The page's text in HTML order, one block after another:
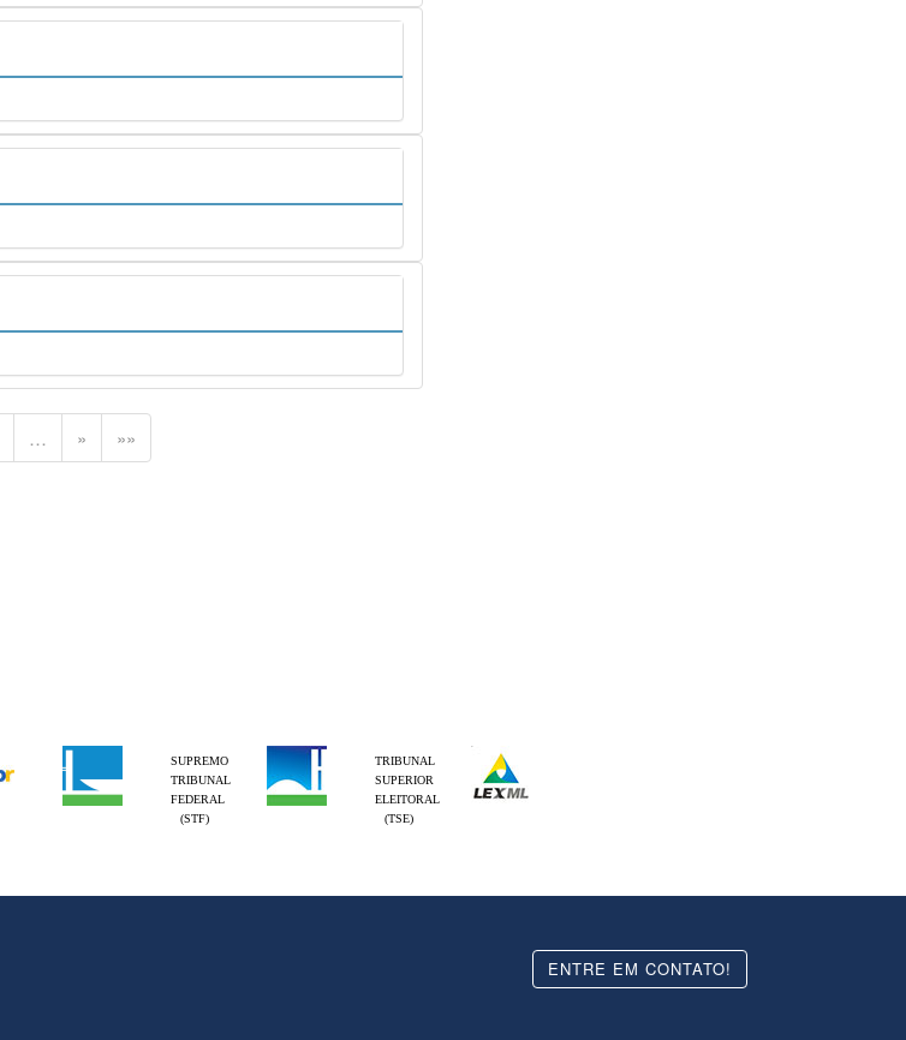
… » »»
SUPREMO
TRIBUNAL
FEDERAL
(STF)
TRIBUNAL
SUPERIOR
ELEITORAL
(TSE)
ENTRE EM CONTATO!